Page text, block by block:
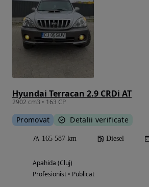
Hyundai Terracan 2.9 CRDi AT
2902 cm3 • 163 CP
Promovat Detalii verificate
165 587 km Diesel
Apahida (Cluj)
Profesionist • Publicat